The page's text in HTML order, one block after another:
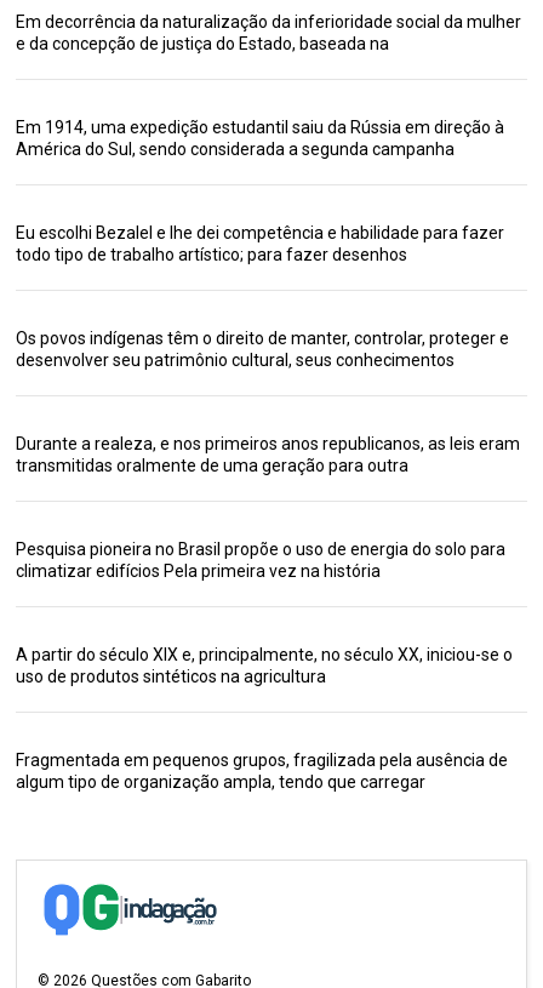
Em decorrência da naturalização da inferioridade social da mulher
e da concepção de justiça do Estado, baseada na
Em 1914, uma expedição estudantil saiu da Rússia em direção à
América do Sul, sendo considerada a segunda campanha
Eu escolhi Bezalel e lhe dei competência e habilidade para fazer
todo tipo de trabalho artístico; para fazer desenhos
Os povos indígenas têm o direito de manter, controlar, proteger e
desenvolver seu patrimônio cultural, seus conhecimentos
Durante a realeza, e nos primeiros anos republicanos, as leis eram
transmitidas oralmente de uma geração para outra
Pesquisa pioneira no Brasil propõe o uso de energia do solo para
climatizar edifícios Pela primeira vez na história
A partir do século XIX e, principalmente, no século XX, iniciou-se o
uso de produtos sintéticos na agricultura
Fragmentada em pequenos grupos, fragilizada pela ausência de
algum tipo de organização ampla, tendo que carregar
© 2026 Questões com Gabarito